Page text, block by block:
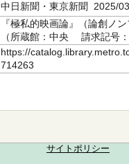
中日新聞・東京新聞 2025/
『極私的映画論』（論創
（所蔵館：中央 請求記号
https://
714263
サイトポリシー